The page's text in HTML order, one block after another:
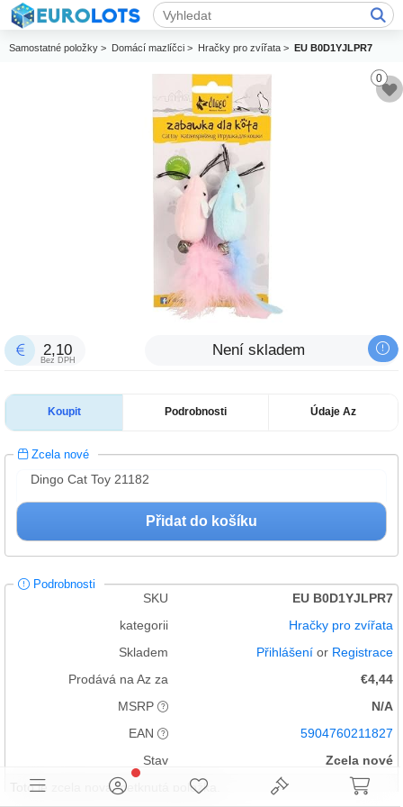
Samostatné položky > Domácí mazlíčci > Hračky pro zvířata > EU B0D1YJLPR7
0
2,10
Bez DPH
Není skladem
Koupit Podrobnosti Údaje Az
Zcela nové
Dingo Cat Toy 21182
Přidat do košíku
Podrobnosti
SKU
EU B0D1YJLPR7
kategorii
Hračky pro zvířata
Skladem
Přihlášení or Registrace
Prodává na Az za
€4,44
MSRP
N/A
EAN
5904760211827
Stav
Zcela nové
Toto je zcela nová, netknutá položka.